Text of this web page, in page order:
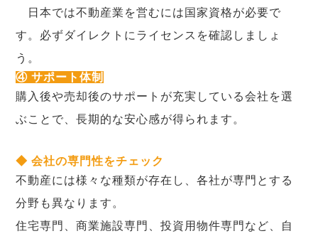
日本では不動産業を営むには国家資格が必要で
す。必ずダイレクトにライセンスを確認しましょ
う。
④ サポート体制
購入後や売却後のサポートが充実している会社を選
ぶことで、長期的な安心感が得られます。
◆ 会社の専門性をチェック
不動産には様々な種類が存在し、各社が専門とする
分野も異なります。
住宅専門、商業施設専門、投資用物件専門など、自